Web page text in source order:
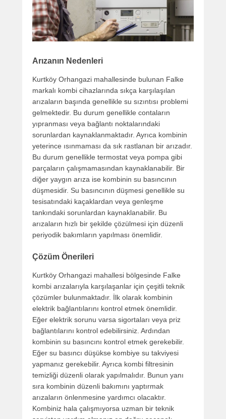
Arızanın Nedenleri
Kurtköy Orhangazi mahallesinde bulunan Falke
markalı kombi cihazlarında sıkça karşılaşılan
arızaların başında genellikle su sızıntısı problemi
gelmektedir. Bu durum genellikle contaların
yıpranması veya bağlantı noktalarındaki
sorunlardan kaynaklanmaktadır. Ayrıca kombinin
yeterince ısınmaması da sık rastlanan bir arızadır.
Bu durum genellikle termostat veya pompa gibi
parçaların çalışmamasından kaynaklanabilir. Bir
diğer yaygın arıza ise kombinin su basıncının
düşmesidir. Su basıncının düşmesi genellikle su
tesisatındaki kaçaklardan veya genleşme
tankındaki sorunlardan kaynaklanabilir. Bu
arızaların hızlı bir şekilde çözülmesi için düzenli
periyodik bakımların yapılması önemlidir.
Çözüm Önerileri
Kurtköy Orhangazi mahallesi bölgesinde Falke
kombi arızalarıyla karşılaşanlar için çeşitli teknik
çözümler bulunmaktadır. İlk olarak kombinin
elektrik bağlantılarını kontrol etmek önemlidir.
Eğer elektrik sorunu varsa sigortaları veya priz
bağlantılarını kontrol edebilirsiniz. Ardından
kombinin su basıncını kontrol etmek gerekebilir.
Eğer su basıncı düşükse kombiye su takviyesi
yapmanız gerekebilir. Ayrıca kombi filtresinin
temizliği düzenli olarak yapılmalıdır. Bunun yanı
sıra kombinin düzenli bakımını yaptırmak
arızaların önlenmesine yardımcı olacaktır.
Kombiniz hala çalışmıyorsa uzman bir teknik